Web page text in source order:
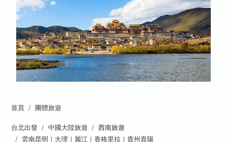
首頁 團體旅遊
台北出發 中國大陸旅遊
西南旅遊
雲南昆明｜大理｜麗江｜香格里拉｜貴州貴陽